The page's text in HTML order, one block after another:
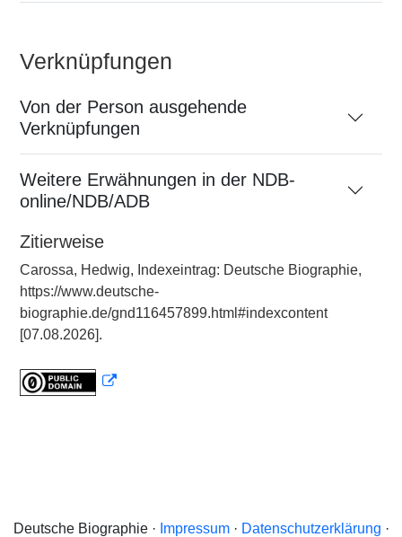
Verknüpfungen
Von der Person ausgehende
Verknüpfungen
Weitere Erwähnungen in der NDB-
online/NDB/ADB
Zitierweise
Carossa, Hedwig, Indexeintrag: Deutsche Biographie,
https://www.deutsche-
biographie.de/gnd116457899.html#indexcontent
[07.08.2026].
Deutsche Biographie · Impressum· Datenschutzerklärung ·